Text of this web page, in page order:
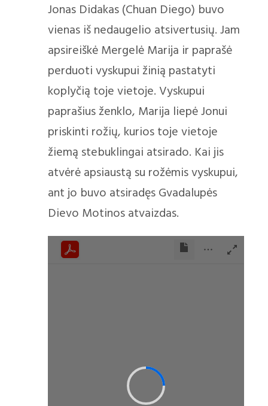
Jonas Didakas (Chuan Diego) buvo
vienas iš nedaugelio atsivertusių. Jam
apsireiškė Mergelė Marija ir paprašė
perduoti vyskupui žinią pastatyti
koplyčią toje vietoje. Vyskupui
paprašius ženklo, Marija liepė Jonui
priskinti rožių, kurios toje vietoje
žiemą stebuklingai atsirado. Kai jis
atvėrė apsiaustą su rožėmis vyskupui,
ant jo buvo atsiradęs Gvadalupės
Dievo Motinos atvaizdas.